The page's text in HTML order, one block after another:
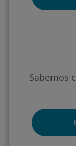
Sabemos